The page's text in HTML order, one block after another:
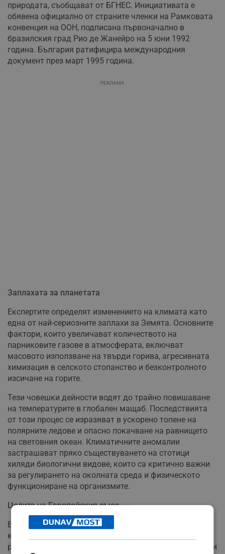
природата, съобщават от БГНЕС. Инициативата е
обявена официално от страните членки на Рамковата
конвенция на ООН, подписана първоначално в
бразилския град Рио де Жанейро на 5 юни 1992
година. България ратифицира международния
документ през март 1995 година.
РЕКЛАМА
Заплахата за планетата
Експертите определят изменението на климата като
една от най-сериозните заплахи за Земята. Основните
фактори, които увеличават количеството на
парниковите газове в атмосферата, включват
масовото използване на твърди горива, агресивната
химизация в селското стопанство и безконтролното
изсичане на горите.
Тези човешки дейности водят до трайно повишаване
на температурите в глобален мащаб. Последствията
от този процес се изразяват в ускорено топене на
полярните ледове и опасно покачване на равнището
на световния океан. Климатичните аномалии
застрашават пряко съществуването на стотици
хиляди биологични видове, които са критично важни
за регулирането на околната среда и физическото
функциониране на организмите.
Целите на Европейския съюз
Всяка година политици, еколози и общественици
координират усилията си за ограничаване на
разрушителните тенденции. Европейският съюз работи